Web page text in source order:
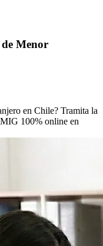
Menor
en Chile? Tramita la
100% online en